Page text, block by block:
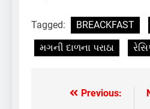
Tagged: BREACKFAST
મગની દાળના પરાઠા
Post
Previous: